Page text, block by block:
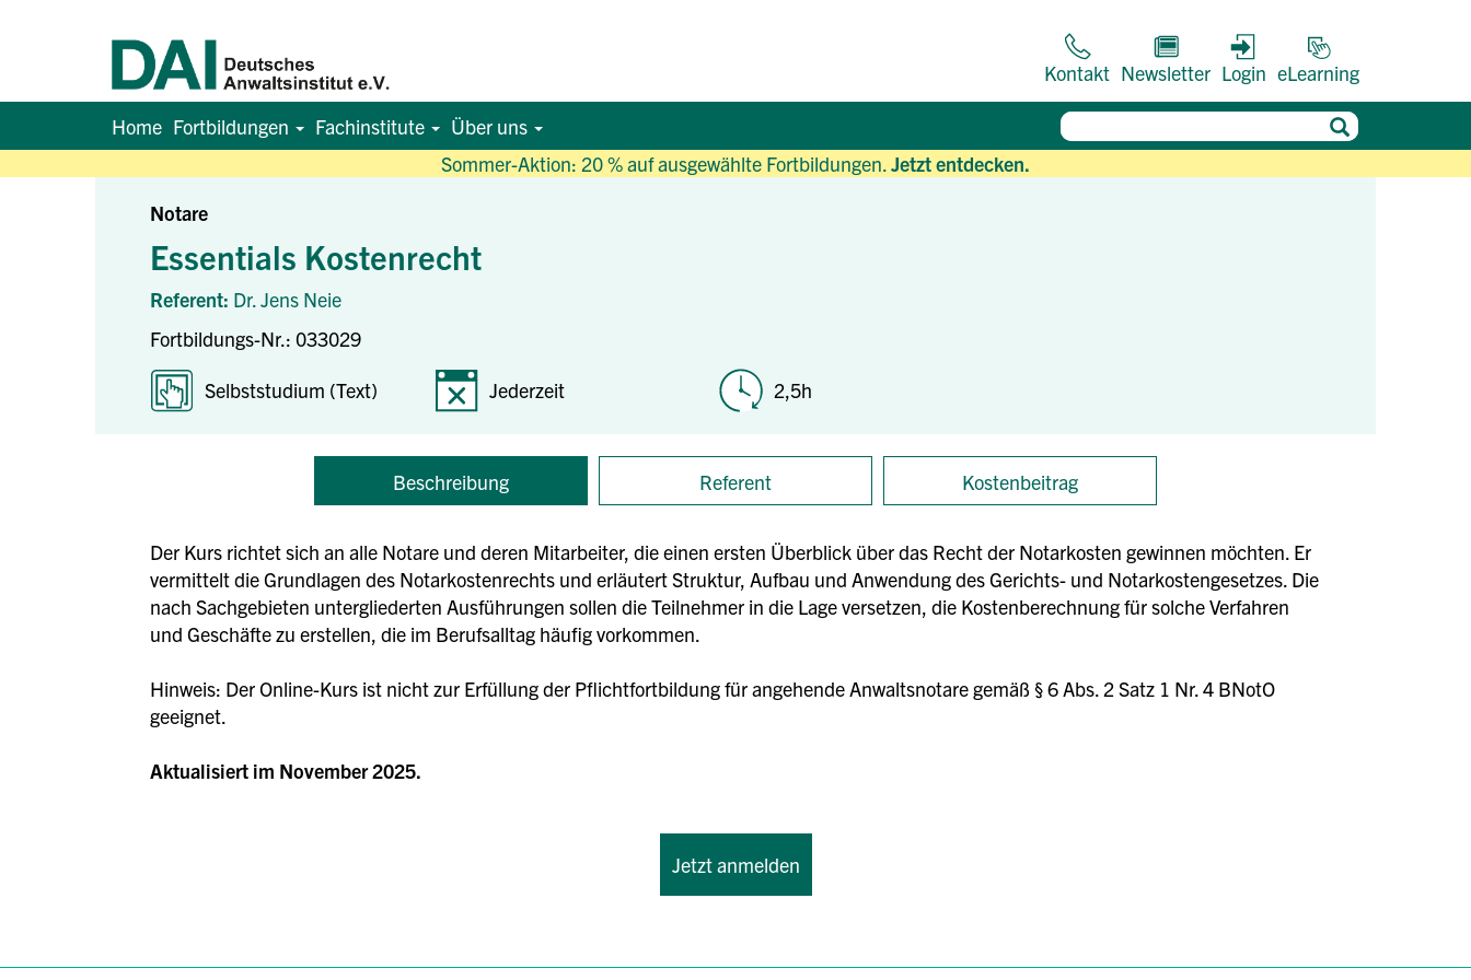
Sommer-Aktion: 20 % auf ausgewählte Fortbildungen.Jetzt entdecken.
Kontakt Newsletter Login eLearning
Home Fortbildungen Fachinstitute Über uns
Notare
Essentials Kostenrecht
Referent: Dr. Jens Neie
Fortbildungs-Nr.: 033029
Selbststudium (Text) Jederzeit 2,5h
Beschreibung Referent Kostenbeitrag
Der Kurs richtet sich an alle Notare und deren Mitarbeiter, die einen ersten Überblick über das Recht der Notarkosten gewinnen möchten. Er
vermittelt die Grundlagen des Notarkostenrechts und erläutert Struktur, Aufbau und Anwendung des Gerichts- und Notarkostengesetzes. Die
nach Sachgebieten untergliederten Ausführungen sollen die Teilnehmer in die Lage versetzen, die Kostenberechnung für solche Verfahren
und Geschäfte zu erstellen, die im Berufsalltag häufig vorkommen.
Hinweis: Der Online-Kurs ist nicht zur Erfüllung der Pflichtfortbildung für angehende Anwaltsnotare gemäß § 6 Abs. 2 Satz 1 Nr. 4 BNotO
geeignet.
Aktualisiert im November 2025.
Jetzt anmelden